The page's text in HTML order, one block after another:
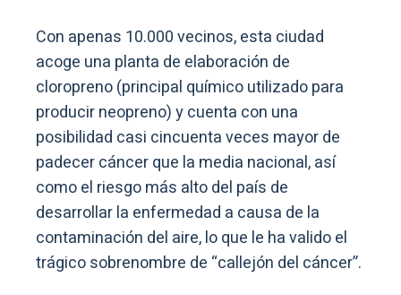
Con apenas 10.000 vecinos, esta ciudad
acoge una planta de elaboración de
cloropreno (principal químico utilizado para
producir neopreno) y cuenta con una
posibilidad casi cincuenta veces mayor de
padecer cáncer que la media nacional, así
como el riesgo más alto del país de
desarrollar la enfermedad a causa de la
contaminación del aire, lo que le ha valido el
trágico sobrenombre de “callejón del cáncer”.